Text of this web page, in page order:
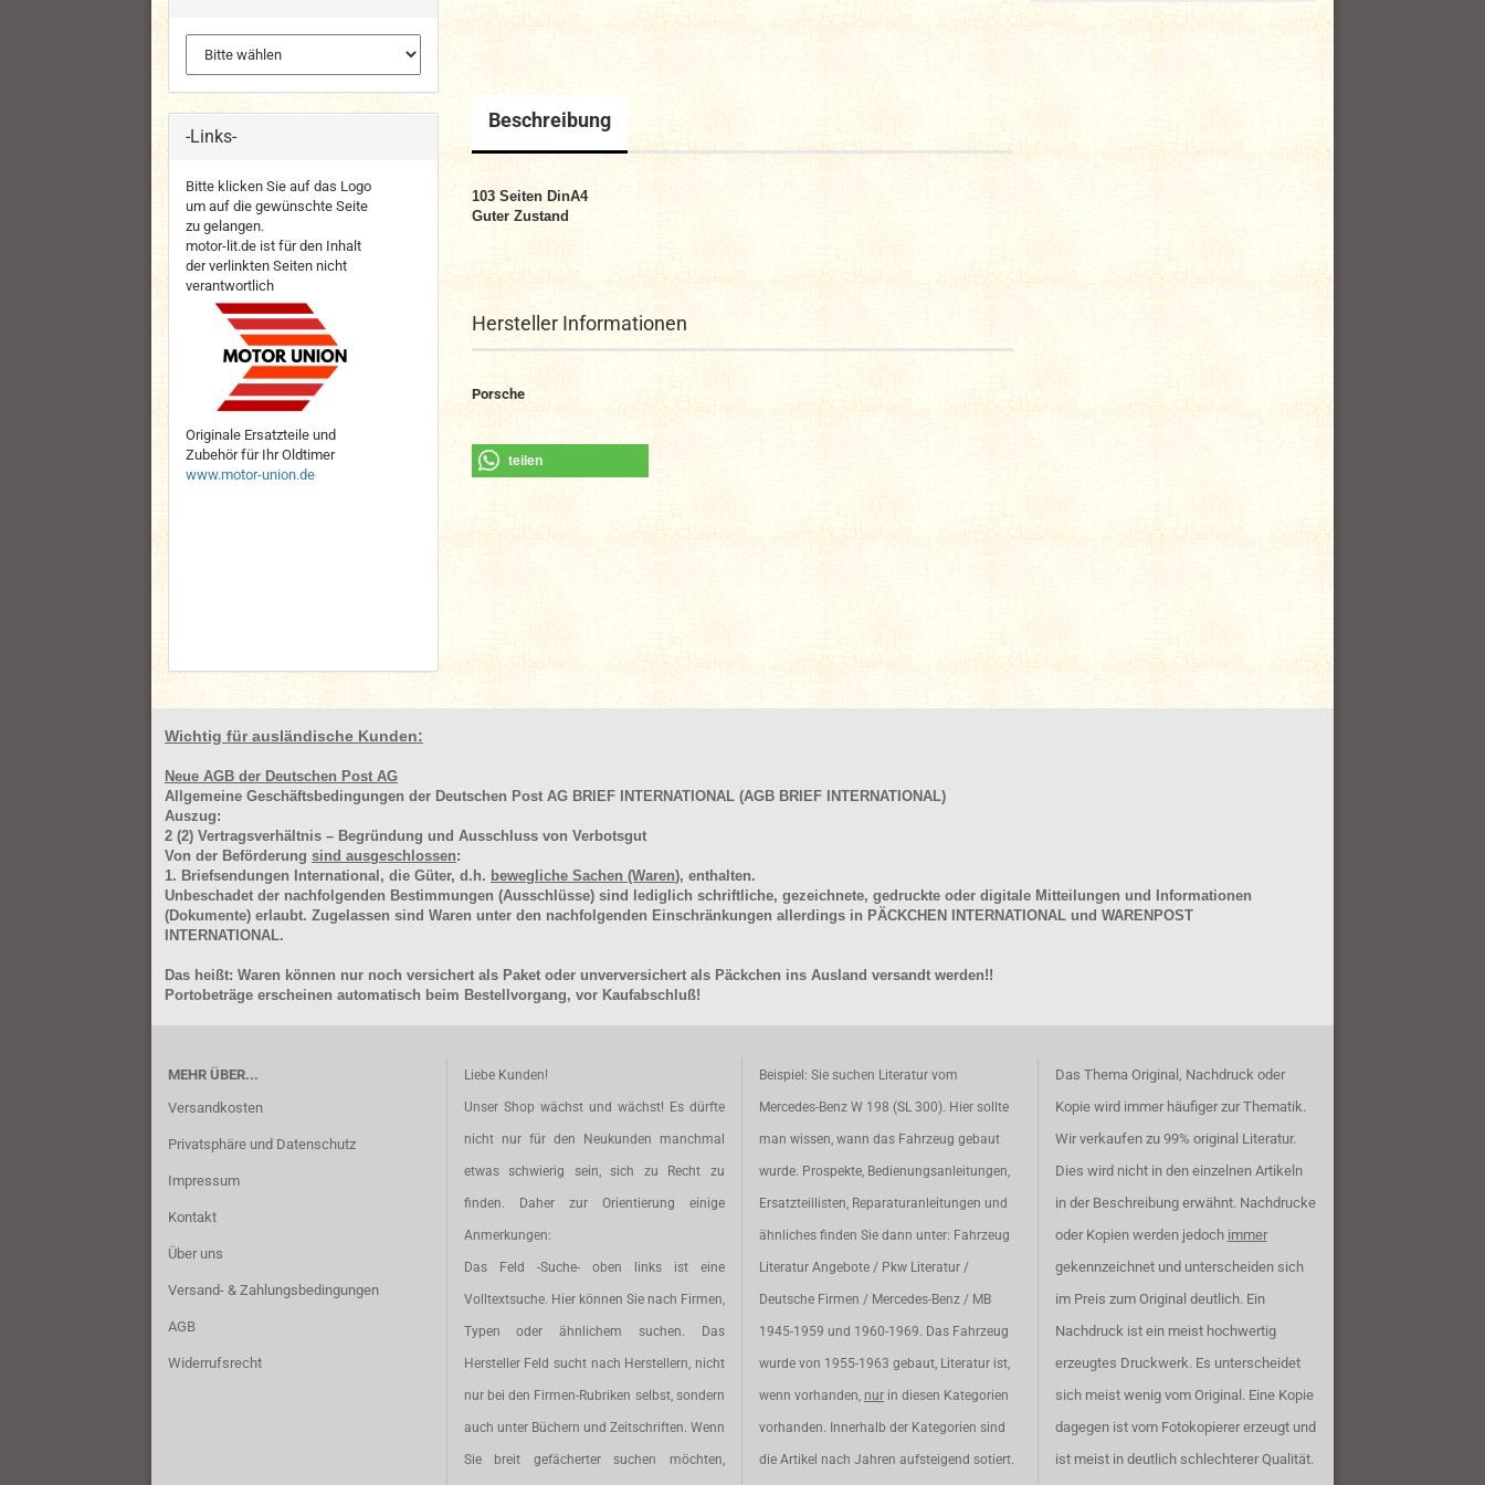
Beschreibung
103 Seiten DinA4
Guter Zustand
Hersteller Informationen
Porsche
teilen
-Links-
Bitte klicken Sie auf das Logo
um auf die gewünschte Seite
zu gelangen.
motor-lit.de ist für den Inhalt
der verlinkten Seiten nicht
verantwortlich
Originale Ersatzteile und
Zubehör für Ihr Oldtimer
www.motor-union.de
Wichtig für ausländische Kunden:
Neue AGB der Deutschen Post AG
Allgemeine Geschäftsbedingungen der Deutschen Post AG BRIEF INTERNATIONAL (AGB BRIEF INTERNATIONAL)
Auszug:
2 (2) Vertragsverhältnis – Begründung und Ausschluss von Verbotsgut
Von der Beförderung sind ausgeschlossen:
1. Briefsendungen International, die Güter, d.h. bewegliche Sachen (Waren), enthalten.
Unbeschadet der nachfolgenden Bestimmungen (Ausschlüsse) sind lediglich schriftliche, gezeichnete, gedruckte oder digitale Mitteilungen und Informationen
(Dokumente) erlaubt. Zugelassen sind Waren unter den nachfolgenden Einschränkungen allerdings in PÄCKCHEN INTERNATIONAL und WARENPOST
INTERNATIONAL.
Das heißt: Waren können nur noch versichert als Paket oder unverversichert als Päckchen ins Ausland versandt werden!!
Portobeträge erscheinen automatisch beim Bestellvorgang, vor Kaufabschluß!
MEHR ÜBER...
Versandkosten
Privatsphäre und Datenschutz
Impressum
Kontakt
Über uns
Versand- & Zahlungsbedingungen
AGB
Widerrufsrecht
Liebe Kunden!
Unser Shop wächst und wächst! Es dürfte
nicht nur für den Neukunden manchmal
etwas schwierig sein, sich zu Recht zu
finden. Daher zur Orientierung einige
Anmerkungen:
Das Feld -Suche- oben links ist eine
Volltextsuche. Hier können Sie nach Firmen,
Typen oder ähnlichem suchen. Das
Hersteller Feld sucht nach Herstellern, nicht
nur bei den Firmen-Rubriken selbst, sondern
auch unter Büchern und Zeitschriften. Wenn
Sie breit gefächerter suchen möchten,
Beispiel: Sie suchen Literatur vom
Mercedes-Benz W 198 (SL 300). Hier sollte
man wissen, wann das Fahrzeug gebaut
wurde. Prospekte, Bedienungsanleitungen,
Ersatzteillisten, Reparaturanleitungen und
ähnliches finden Sie dann unter: Fahrzeug
Literatur Angebote / Pkw Literatur /
Deutsche Firmen / Mercedes-Benz / MB
1945-1959 und 1960-1969. Das Fahrzeug
wurde von 1955-1963 gebaut, Literatur ist,
wenn vorhanden, nur in diesen Kategorien
vorhanden. Innerhalb der Kategorien sind
die Artikel nach Jahren aufsteigend sotiert.
Das Thema Original, Nachdruck oder
Kopie wird immer häufiger zur Thematik.
Wir verkaufen zu 99% original Literatur.
Dies wird nicht in den einzelnen Artikeln
in der Beschreibung erwähnt. Nachdrucke
oder Kopien werden jedoch immer
gekennzeichnet und unterscheiden sich
im Preis zum Original deutlich. Ein
Nachdruck ist ein meist hochwertig
erzeugtes Druckwerk. Es unterscheidet
sich meist wenig vom Original. Eine Kopie
dagegen ist vom Fotokopierer erzeugt und
ist meist in deutlich schlechterer Qualität.